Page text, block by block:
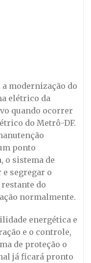
modernização do
elétrico da
quando ocorrer
do Metrô-DF.
ponto
o sistema de
segregar o
do
normalmente.
energética e
e o controle,
de proteção o
já ficará pronto